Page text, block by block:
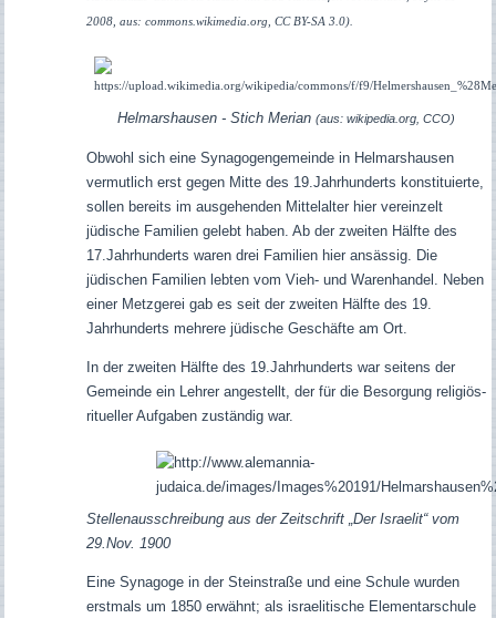
2008, aus: commons.wikimedia.org, CC BY-SA 3.0).
Helmarshausen - Stich Merian (aus: wikipedia.org, CCO)
Obwohl sich eine Synagogengemeinde in Helmarshausen
vermutlich erst gegen Mitte des 19.Jahrhunderts konstituierte,
sollen bereits im ausgehenden Mittelalter hier vereinzelt
jüdische Familien gelebt haben. Ab der zweiten Hälfte des
17.Jahrhunderts waren drei Familien hier ansässig. Die
jüdischen Familien lebten vom Vieh- und Warenhandel. Neben
einer Metzgerei gab es seit der zweiten Hälfte des 19.
Jahrhunderts mehrere jüdische Geschäfte am Ort.
In der zweiten Hälfte des 19.Jahrhunderts war seitens der
Gemeinde ein Lehrer angestellt, der für die Besorgung religiös-
ritueller Aufgaben zuständig war.
Stellenausschreibung aus der Zeitschrift „Der Israelit“ vom
29.Nov. 1900
Eine Synagoge in der Steinstraße und eine Schule wurden
erstmals um 1850 erwähnt; als israelitische Elementarschule